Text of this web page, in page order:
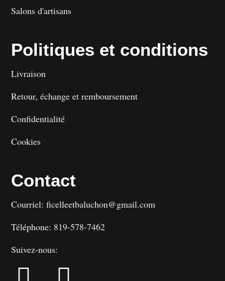
Salons d'artisans
Politiques et conditions
Livraison
Retour, échange et remboursement
Confidentialité
Cookies
Contact
Courriel: ficelleetbaluchon@gmail.com
Téléphone: 819-578-7462
Suivez-nous: